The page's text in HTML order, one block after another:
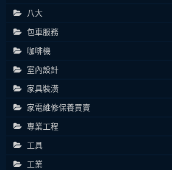
八大
包車服務
咖啡機
室內設計
家具裝潢
家電維修保養買賣
專業工程
工具
工業